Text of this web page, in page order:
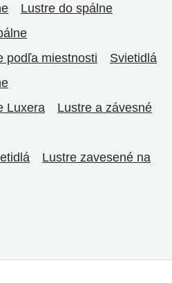
Lustre do spálne
podľa miestnosti
Svietidlá
Luxera
Lustre a závesné
Lustre zavesené na